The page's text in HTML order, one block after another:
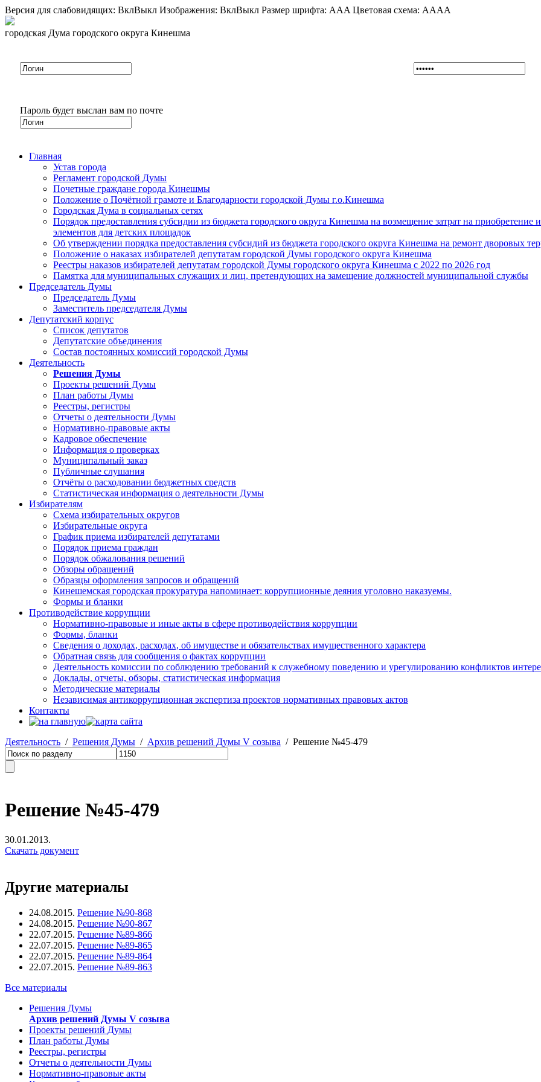
Версия для слабовидящих: ВклВыкл Изображения: ВклВыкл Размер шрифта: AAA Цветовая схема: AAAA
городская Дума городского округа Кинешма
Пароль будет выслан вам по почте
Главная
Устав города
Регламент городской Думы
Почетные граждане города Кинешмы
Положение о Почётной грамоте и Благодарности городской Думы г.о.Кинешма
Городская Дума в социальных сетях
Порядок предоставления субсидии из бюджета городского округа Кинешма на возмещение затрат на
элементов для детских площадок
Об утверждении порядка предоставления субсидий из бюджета городского округа Кинешма на ремонт дворовых
Положение о наказах избирателей депутатам городской Думы городского округа Кинешма
Реестры наказов избирателей депутатам городской Думы городского округа Кинешма с 2022 по 2026 год
Памятка для муниципальных служащих и лиц, претендующих на замещение должностей муниципальной службы
Председатель Думы
Председатель Думы
Заместитель председателя Думы
Депутатский корпус
Список депутатов
Депутатские объединения
Состав постоянных комиссий городской Думы
Деятельность
Решения Думы
Проекты решений Думы
План работы Думы
Реестры, регистры
Отчеты о деятельности Думы
Нормативно-правовые акты
Кадровое обеспечение
Информация о проверках
Муниципальный заказ
Публичные слушания
Отчёты о расходовании бюджетных средств
Статистическая информация о деятельности Думы
Избирателям
Схема избирательных округов
Избирательные округа
График приема избирателей депутатами
Порядок приема граждан
Порядок обжалования решений
Обзоры обращений
Образцы оформления запросов и обращений
Кинешемская городская прокуратура напоминает: коррупционные деяния уголовно наказуемы.
Формы и бланки
Противодействие коррупции
Нормативно-правовые и иные акты в сфере противодействия коррупции
Формы, бланки
Сведения о доходах, расходах, об имуществе и обязательствах имущественного характера
Обратная связь для сообщения о фактах коррупции
Деятельность комиссии по соблюдению требований к служебному поведению и урегулированию конфликтов
Доклады, отчеты, обзоры, статистическая информация
Методические материалы
Независимая антикоррупционная экспертиза проектов нормативных правовых актов
Контакты
Деятельность / Решения Думы / Архив решений Думы V созыва / Решение №45-479
Решение №45-479
30.01.2013.
Скачать документ
Другие материалы
24.08.2015. Решение №90-868
24.08.2015. Решение №90-867
22.07.2015. Решение №89-866
22.07.2015. Решение №89-865
22.07.2015. Решение №89-864
22.07.2015. Решение №89-863
Все материалы
Решения Думы
Архив решений Думы V созыва
Проекты решений Думы
План работы Думы
Реестры, регистры
Отчеты о деятельности Думы
Нормативно-правовые акты